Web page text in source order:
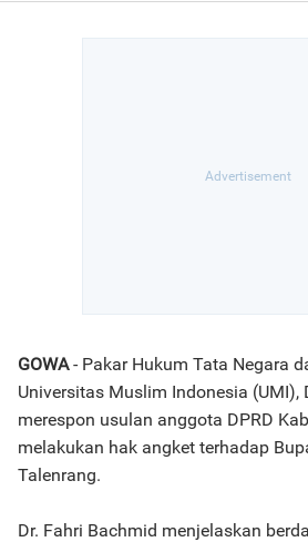
GOWA- Pakar Hukum Tata Negara
Universitas Muslim Indonesia (UMI),
merespon usulan anggota DPRD
melakukan hak angket terhadap
Talenrang.
Dr. Fahri Bachmid menjelaskan